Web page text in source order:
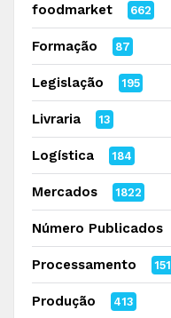
foodmarket 662
Formação 87
Legislação 195
Livraria 13
Logística 184
Mercados 1822
Número Publicados
Processamento 151
Produção 413